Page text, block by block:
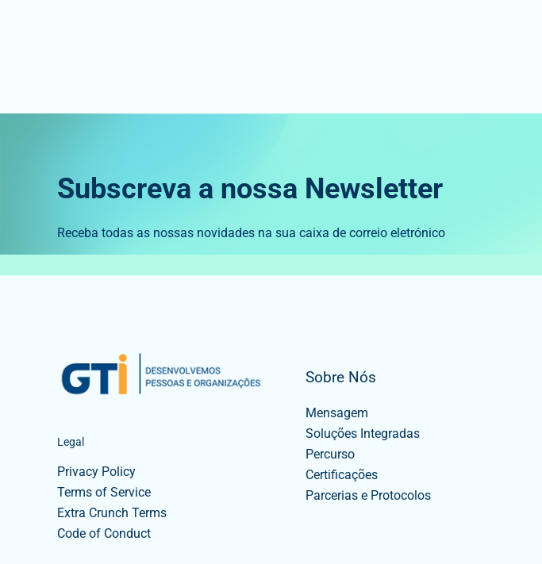
Subscreva a nossa Newsletter
Receba todas as nossas novidades na sua caixa de correio eletrónico
Legal
Privacy Policy
Terms of Service
Extra Crunch Terms
Code of Conduct
Sobre Nós
Mensagem
Soluções Integradas
Percurso
Certificações
Parcerias e Protocolos